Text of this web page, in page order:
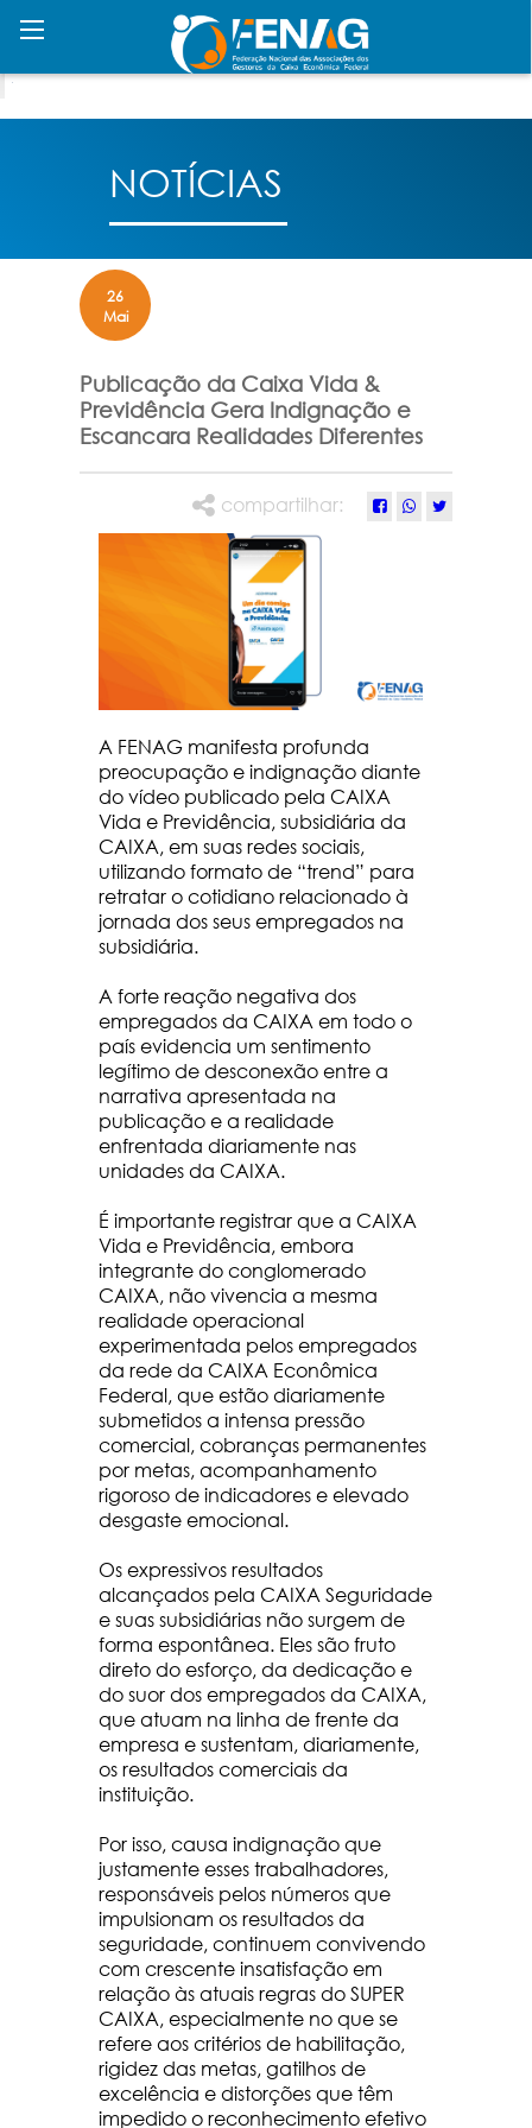
NOTÍCIAS
26
Mai
Publicação da Caixa Vida &
Previdência Gera Indignação e
Escancara Realidades Diferentes
compartilhar:
A FENAG manifesta profunda
preocupação e indignação diante
do vídeo publicado pela CAIXA
Vida e Previdência, subsidiária da
CAIXA, em suas redes sociais,
utilizando formato de “trend” para
retratar o cotidiano relacionado à
jornada dos seus empregados na
subsidiária.
A forte reação negativa dos
empregados da CAIXA em todo o
país evidencia um sentimento
legítimo de desconexão entre a
narrativa apresentada na
publicação e a realidade
enfrentada diariamente nas
unidades da CAIXA.
É importante registrar que a CAIXA
Vida e Previdência, embora
integrante do conglomerado
CAIXA, não vivencia a mesma
realidade operacional
experimentada pelos empregados
da rede da CAIXA Econômica
Federal, que estão diariamente
submetidos a intensa pressão
comercial, cobranças permanentes
por metas, acompanhamento
rigoroso de indicadores e elevado
desgaste emocional.
Os expressivos resultados
alcançados pela CAIXA Seguridade
e suas subsidiárias não surgem de
forma espontânea. Eles são fruto
direto do esforço, da dedicação e
do suor dos empregados da CAIXA,
que atuam na linha de frente da
empresa e sustentam, diariamente,
os resultados comerciais da
instituição.
Por isso, causa indignação que
justamente esses trabalhadores,
responsáveis pelos números que
impulsionam os resultados da
seguridade, continuem convivendo
com crescente insatisfação em
relação às atuais regras do SUPER
CAIXA, especialmente no que se
refere aos critérios de habilitação,
rigidez das metas, gatilhos de
excelência e distorções que têm
impedido o reconhecimento efetivo